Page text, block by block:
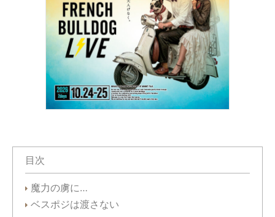
目次
魔力の虜に…
ベスポジは渡さない